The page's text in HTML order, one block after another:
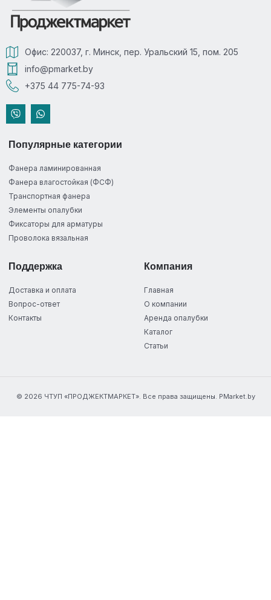
Офис: 220037, г. Минск, пер. Уральский 15, пом. 205
info@pmarket.by
+375 44 775-74-93
Популярные категории
Фанера ламинированная
Фанера влагостойкая (ФСФ)
Транспортная фанера
Элементы опалубки
Фиксаторы для арматуры
Проволока вязальная
Поддержка
Доставка и оплата
Вопрос-ответ
Контакты
Компания
Главная
О компании
Аренда опалубки
Каталог
Статьи
© 2026 ЧТУП «ПРОДЖЕКТМАРКЕТ». Все права защищены. PMarket.by